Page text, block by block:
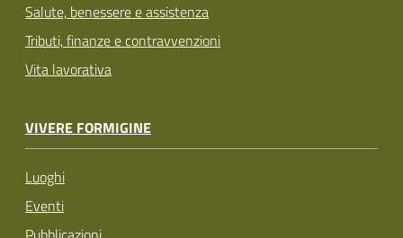
Salute, benessere e assistenza
Tributi, finanze e contravvenzioni
Vita lavorativa
VIVERE FORMIGINE
Luoghi
Eventi